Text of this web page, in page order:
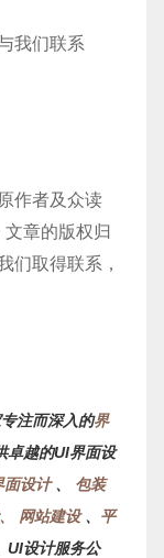
我们联系
作者及众读
章的版权归
们取得联系，
注而深入的界
卓越的UI界面设
设计 、 包装
网站建设 、 平
UI设计服务公